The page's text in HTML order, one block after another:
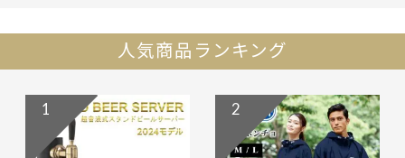
人気商品ランキング
1 2